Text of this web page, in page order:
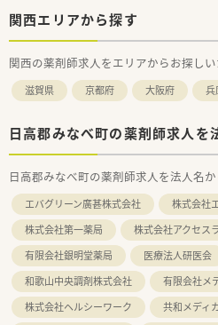
関西エリアから探す
関西の薬剤師求人をエリアからお探しい
滋賀県 京都府 大阪府 兵
日高郡みなべ町の薬剤師求人を
日高郡みなべ町の薬剤師求人を法人名
エバグリーン廣甚株式会社
株式会社
株式会社第一薬局
株式会社アクセス
有限会社銀明堂薬局
医療法人研医会
和歌山中央調剤株式会社
有限会社メ
株式会社ヘルシーワーク
共和メディ